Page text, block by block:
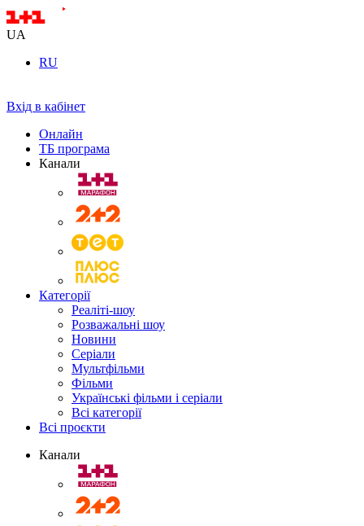
UA
RU
Вхід в кабінет
Онлайн
ТБ програма
Канали
Категорії
Реаліті-шоу
Розважальні шоу
Новини
Серіали
Мультфільми
Фільми
Українські фільми і серіали
Всі категорії
Всі проєкти
Канали